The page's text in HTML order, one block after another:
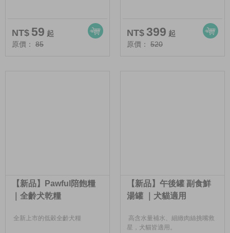
NT$ 59 起
原價：
85
NT$ 399 起
原價：
520
【新品】Pawful陪飽糧
｜全齡犬乾糧
全新上市的低穀全齡犬糧
【新品】午後罐 副食鮮
湯罐 ｜犬貓適用
高含水量補水、細緻肉絲挑嘴救
星，犬貓皆適用。